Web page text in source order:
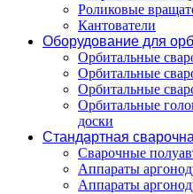
Роликовые
Кантователи
Оборудование для
Орбитальные
Орбитальные
Орбитальные
Орбитальные
доски
Стандартная
Сварочные
Аппараты
Аппараты